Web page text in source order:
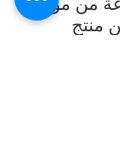
منتج